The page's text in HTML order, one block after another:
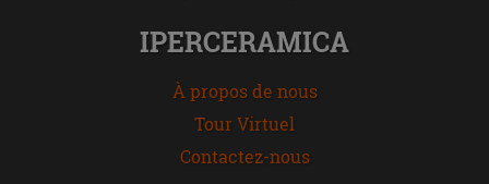
IPERCERAMICA
À propos de nous
Tour Virtuel
Contactez-nous